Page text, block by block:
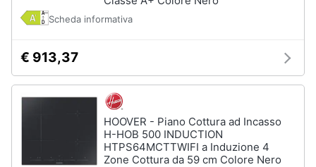
Scheda informativa
€ 913,37
HOOVER - Piano Cottura ad Incasso
H-HOB 500 INDUCTION
HTPS64MCTTWIFI a Induzione 4
Zone Cottura da 59 cm Colore Nero